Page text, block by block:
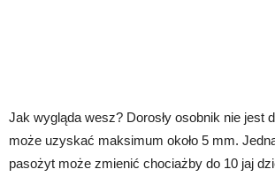
Jak wygląda wesz? Dorosły osobnik nie jest
może uzyskać maksimum około 5 mm.
pasożyt może zmienić chociażby do 10 jaj